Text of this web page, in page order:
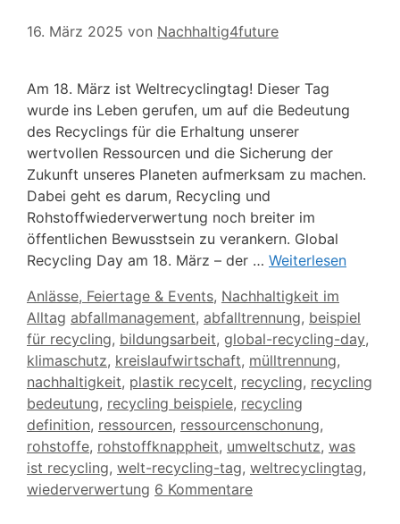
16. März 2025 von Nachhaltig4future
Am 18. März ist Weltrecyclingtag! Dieser Tag
wurde ins Leben gerufen, um auf die Bedeutung
des Recyclings für die Erhaltung unserer
wertvollen Ressourcen und die Sicherung der
Zukunft unseres Planeten aufmerksam zu machen.
Dabei geht es darum, Recycling und
Rohstoffwiederverwertung noch breiter im
öffentlichen Bewusstsein zu verankern. Global
Recycling Day am 18. März – der … Weiterlesen
Kategorien
Anlässe, Feiertage & Events, Nachhaltigkeit im
Alltag Schlagwörter
abfallmanagement, abfalltrennung, beispiel
für recycling, bildungsarbeit, global-recycling-day,
klimaschutz, kreislaufwirtschaft, mülltrennung,
nachhaltigkeit, plastik recycelt, recycling, recycling
bedeutung, recycling beispiele, recycling
definition, ressourcen, ressourcenschonung,
rohstoffe, rohstoffknappheit, umweltschutz, was
ist recycling, welt-recycling-tag, weltrecyclingtag,
wiederverwertung 6 Kommentare